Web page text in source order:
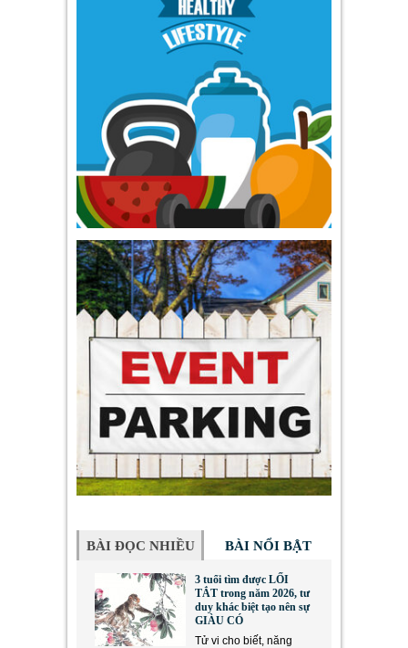
BÀI ĐỌC NHIỀU BÀI NỔI BẬT
3 tuổi tìm được LỐI
TẮT trong năm 2026, tư
duy khác biệt tạo nên sự
GIÀU CÓ
Tử vi cho biết, năng